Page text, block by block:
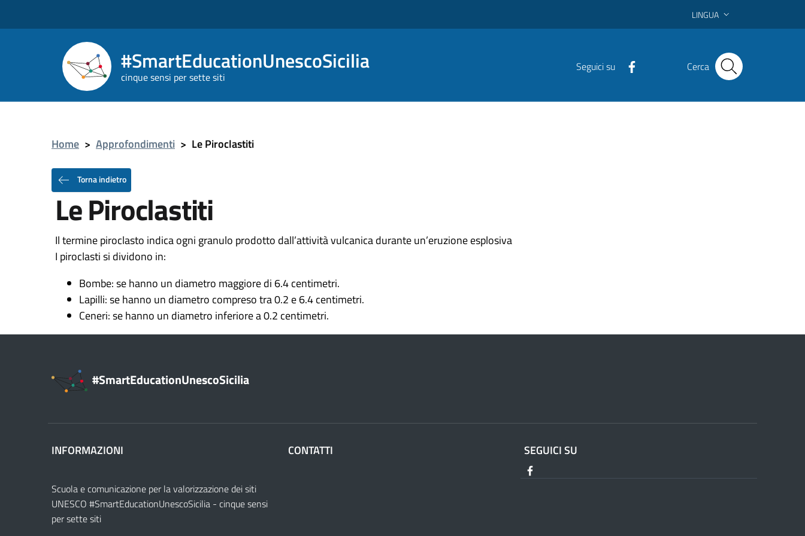
LINGUA
#SmartEducationUnescoSicilia
cinque sensi per sette siti
Seguici su Cerca
Home > Approfondimenti > Le Piroclastiti
Torna indietro
Le Piroclastiti
Il termine piroclasto indica ogni granulo prodotto dall’attività vulcanica durante un’eruzione esplosiva
I piroclasti si dividono in:
Bombe: se hanno un diametro maggiore di 6.4 centimetri.
Lapilli: se hanno un diametro compreso tra 0.2 e 6.4 centimetri.
Ceneri: se hanno un diametro inferiore a 0.2 centimetri.
#SmartEducationUnescoSicilia
INFORMAZIONI
Scuola e comunicazione per la valorizzazione dei siti
UNESCO #SmartEducationUnescoSicilia - cinque sensi
per sette siti
CONTATTI SEGUICI SU